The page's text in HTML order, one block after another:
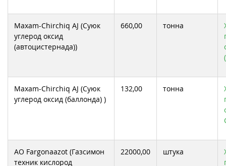
Maxam-Chirchiq AJ (Суюк
углерод оксид
(автоцистернада))
660,00 тонна
Maxam-Chirchiq AJ (Суюк
углерод оксид (баллонда) )
132,00 тонна
АО Fargonaazot (Газсимон
техник кислород
22000,00 штука